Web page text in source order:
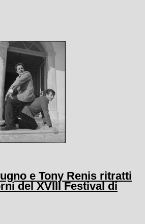
e Tony Renis ritratti
del XVIII Festival di